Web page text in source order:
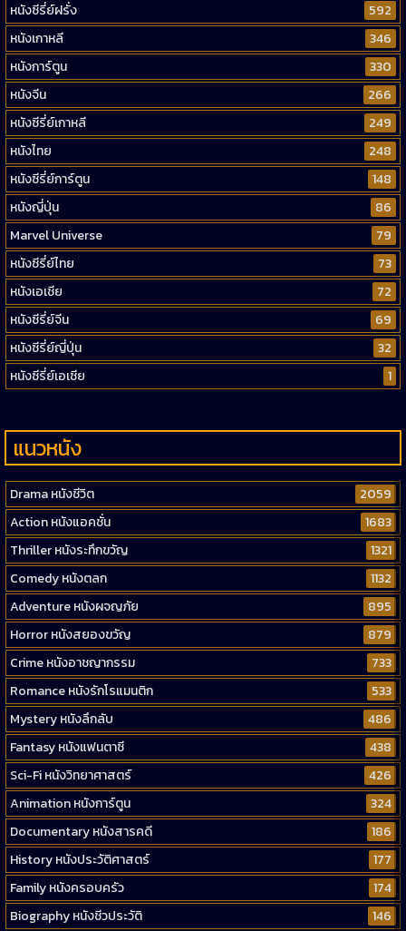
หนังซีรี่ย์ฝรั่ง
592
หนังเกาหลี
346
หนังการ์ตูน
330
หนังจีน
266
หนังซีรี่ย์เกาหลี
249
หนังไทย
248
หนังซีรี่ย์การ์ตูน
148
หนังญี่ปุ่น
86
Marvel Universe
79
หนังซีรี่ย์ไทย
73
หนังเอเชีย
72
หนังซีรี่ย์จีน
69
หนังซีรี่ย์ญี่ปุ่น
32
หนังซีรี่ย์เอเชีย
1
แนวหนัง
Drama หนังชีวิต
2059
Action หนังแอคชั่น
1683
Thriller หนังระทึกขวัญ
1321
Comedy หนังตลก
1132
Adventure หนังผจญภัย
895
Horror หนังสยองขวัญ
879
Crime หนังอาชญากรรม
733
Romance หนังรักโรแมนติก
533
Mystery หนังลึกลับ
486
Fantasy หนังแฟนตาซี
438
Sci-Fi หนังวิทยาศาสตร์
426
Animation หนังการ์ตูน
324
Documentary หนังสารคดี
186
History หนังประวัติศาสตร์
177
Family หนังครอบครัว
174
Biography หนังชีวประวัติ
146